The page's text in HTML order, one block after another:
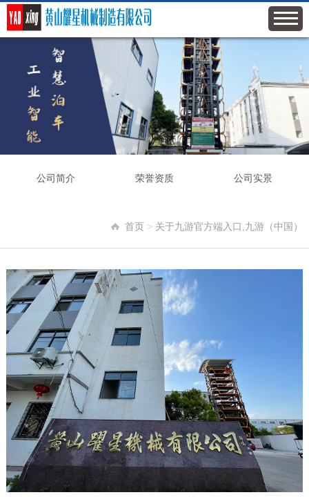
公司简介 荣誉资质 公司实景
首页 > 关于九游官方端入口,九游（中国）